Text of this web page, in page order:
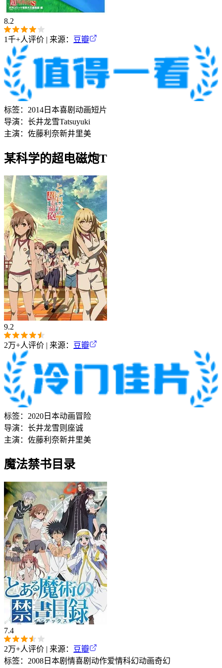
8.2
1千+人评价 | 来源： 豆瓣
标签： 2014 日本喜剧 动画短片
导演： 长井龙雪Tatsuyuki
主演： 佐藤利奈新井里美
某科学的超电磁炮T
9.2
2万+人评价 | 来源： 豆瓣
标签： 2020 日本动画冒险
导演： 长井龙雪则座诚
主演： 佐藤利奈新井里美
魔法禁书目录
7.4
2万+人评价 | 来源：
豆瓣
标签： 2008 日本剧情喜剧 动作爱情科幻动画奇幻